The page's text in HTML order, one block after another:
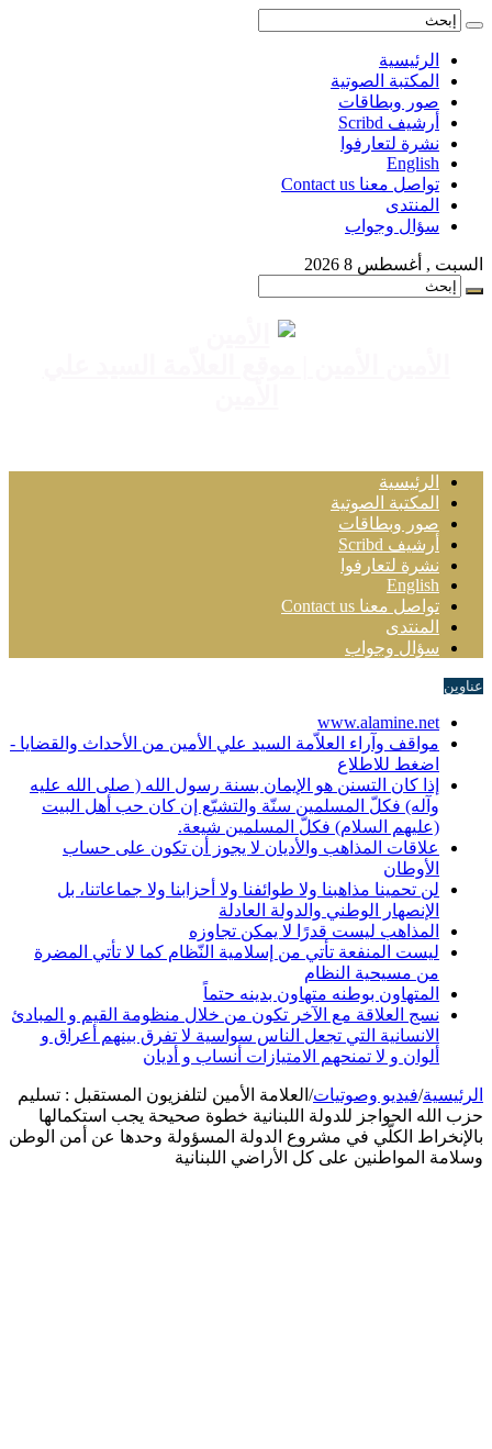
الرئيسية
المكتبة الصوتية
صور وبطاقات
أرشيف Scribd
نشرة لتعارفوا
English
تواصل معنا Contact us
المنتدى
سؤال وجواب
السبت , أغسطس 8 2026
الرئيسية
المكتبة الصوتية
صور وبطاقات
أرشيف Scribd
نشرة لتعارفوا
English
تواصل معنا Contact us
المنتدى
سؤال وجواب
عناوين
www.alamine.net
مواقف وآراء العلاّمة السيد علي الأمين من الأحداث والقضايا -
اضغط للاطلاع
إذا كان التسنن هو الإيمان بسنة رسول الله ( صلى الله عليه
وآله) فكلّ المسلمين سنّة والتشيّع إن كان حب أهل البيت
(عليهم السلام) فكلّ المسلمين شيعة.
علاقات المذاهب والأديان لا يجوز أن تكون على حساب
الأوطان
لن تحمينا مذاهبنا ولا طوائفنا ولا أحزابنا ولا جماعاتنا، بل
الإنصهار الوطني والدولة العادلة
المذاهب ليست قدرًا لا يمكن تجاوزه
ليست المنفعة تأتي من إسلامية النّظام كما لا تأتي المضرة
من مسيحية النظام
المتهاون بوطنه متهاون بدينه حتماً
نسج العلاقة مع الآخر تكون من خلال منظومة القيم و المبادئ
الانسانية التي تجعل الناس سواسية لا تفرق بينهم أعراق و
ألوان و لا تمنحهم الامتيازات أنساب و أديان
الرئيسية/فيديو وصوتيات/ العلامة الأمين لتلفزيون المستقبل : تسليم
حزب الله الحواجز للدولة اللبنانية خطوة صحيحة يجب استكمالها
بالإنخراط الكلّي في مشروع الدولة المسؤولة وحدها عن أمن الوطن
وسلامة المواطنين على كل الأراضي اللبنانية